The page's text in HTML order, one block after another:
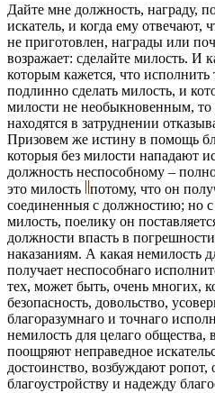
Дайте мне должность, награду,
искатель, и когда ему отвечают,
не приготовлен, награды или
возражает: сделайте милость. И
которым кажется, что исполнить
подлинно сделать милость, и
милости не необыкновенным, то
находятся в затруднении
Призовем же истину в помощь
которыя без милости нападают
должность неспособному –
это милость потому, что он
соединенныя с должностию; но
милость, поелику он
должности впасть в
наказаниям. А какая немилость
получает неспособнаго
тех, может быть, очень многих,
безопасность, довольство,
благоразумнаго и точнаго
немилость для целаго общества,
поощряют неправедное
достоинство, возбуждают ропот,
благоустройству и надежду